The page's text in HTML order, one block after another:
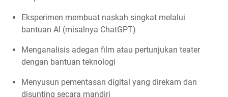
Eksperimen membuat naskah singkat melalui
bantuan AI (misalnya ChatGPT)
Menganalisis adegan film atau pertunjukan teater
dengan bantuan teknologi
Menyusun pementasan digital yang direkam dan
disunting secara mandiri